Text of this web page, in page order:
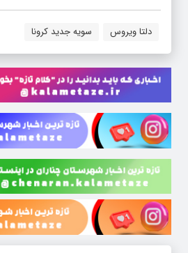
دلتا ویروس سویه جدید کرونا